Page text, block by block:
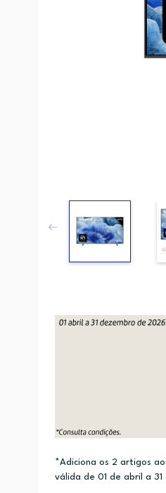
*Adiciona os 2 artigos
válida de 01 de abril a